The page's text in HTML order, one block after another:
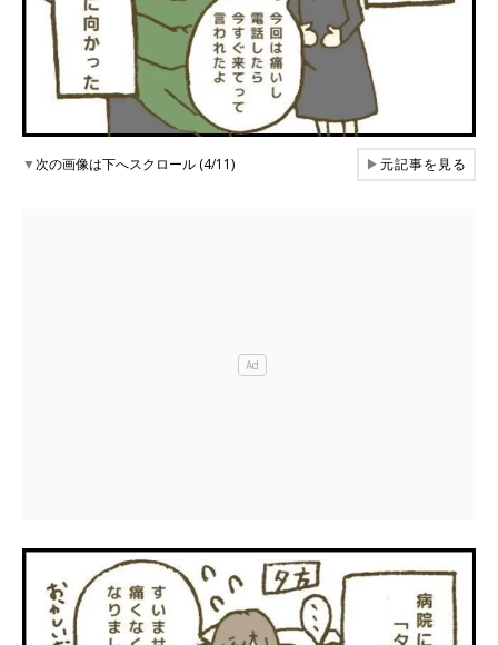
▼次の画像は下へスクロール (4/11) ▶元記事を見る